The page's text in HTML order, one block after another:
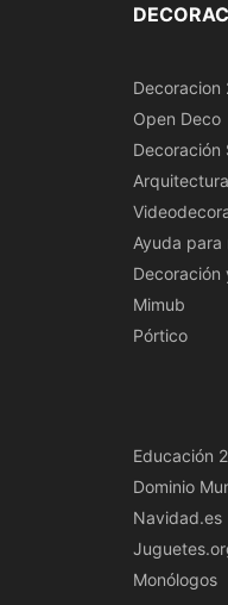
Decoracion
Open Deco
Decoración
Ayuda para
Decoración
Mimub
Pórtico
Educación
Dominio
Navidad.es
Monólogos